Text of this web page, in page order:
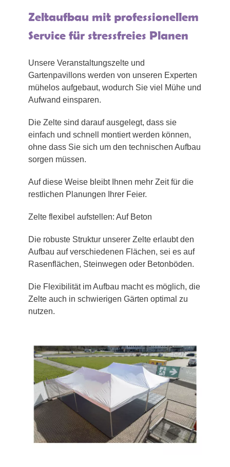
Zeltaufbau mit professionellem
Service für stressfreies Planen
Unsere Veranstaltungszelte und
Gartenpavillons werden von unseren Experten
mühelos aufgebaut, wodurch Sie viel Mühe und
Aufwand einsparen.
Die Zelte sind darauf ausgelegt, dass sie
einfach und schnell montiert werden können,
ohne dass Sie sich um den technischen Aufbau
sorgen müssen.
Auf diese Weise bleibt Ihnen mehr Zeit für die
restlichen Planungen Ihrer Feier.
Zelte flexibel aufstellen: Auf Beton
Die robuste Struktur unserer Zelte erlaubt den
Aufbau auf verschiedenen Flächen, sei es auf
Rasenflächen, Steinwegen oder Betonböden.
Die Flexibilität im Aufbau macht es möglich, die
Zelte auch in schwierigen Gärten optimal zu
nutzen.